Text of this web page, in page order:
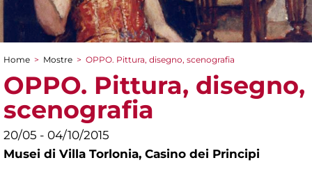
Tu sei qui
Home > Mostre > OPPO. Pittura, disegno, scenografia
OPPO. Pittura, disegno,
scenografia
20/05 - 04/10/2015
Musei di Villa Torlonia, Casino dei Principi